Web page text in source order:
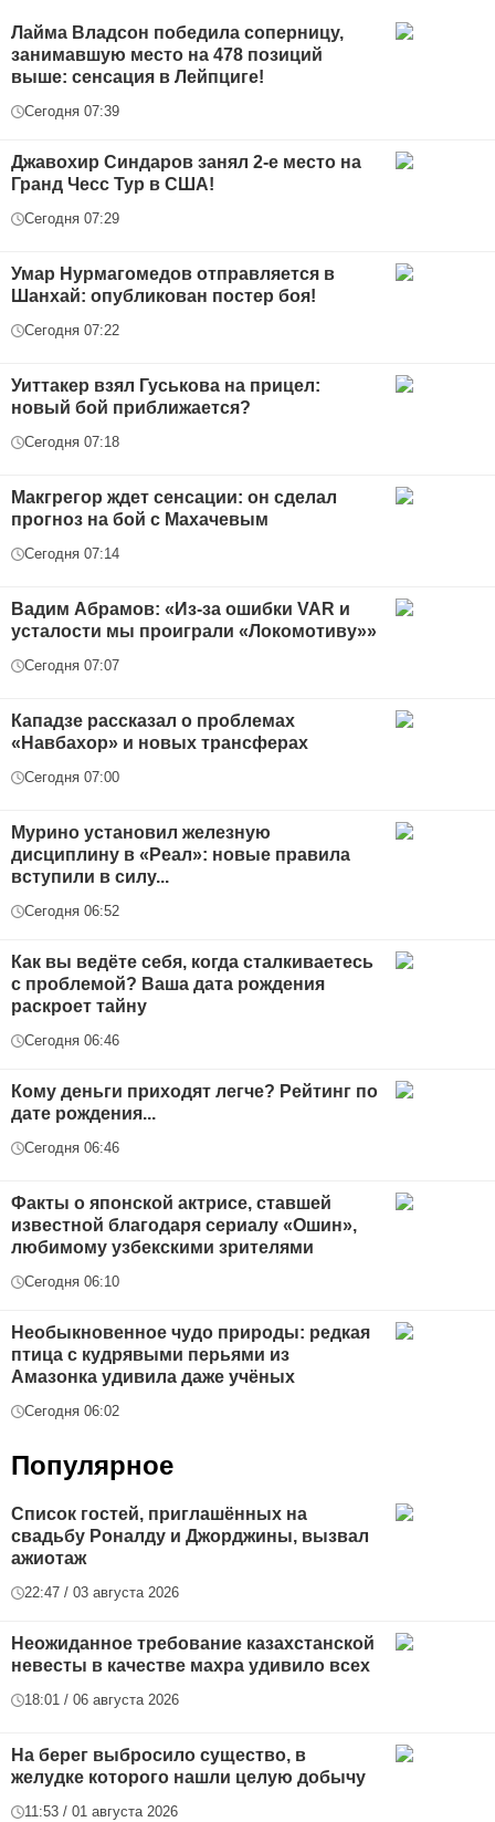
Лайма Владсон победила соперницу,
занимавшую место на 478 позиций
выше: сенсация в Лейпциге!
Сегодня 07:39
Джавохир Синдаров занял 2-е место на
Гранд Чесс Тур в США!
Сегодня 07:29
Умар Нурмагомедов отправляется в
Шанхай: опубликован постер боя!
Сегодня 07:22
Уиттакер взял Гуськова на прицел:
новый бой приближается?
Сегодня 07:18
Макгрегор ждет сенсации: он сделал
прогноз на бой с Махачевым
Сегодня 07:14
Вадим Абрамов: «Из-за ошибки VAR и
усталости мы проиграли «Локомотиву»»
Сегодня 07:07
Кападзе рассказал о проблемах
«Навбахор» и новых трансферах
Сегодня 07:00
Мурино установил железную
дисциплину в «Реал»: новые правила
вступили в силу...
Сегодня 06:52
Как вы ведёте себя, когда сталкиваетесь
с проблемой? Ваша дата рождения
раскроет тайну
Сегодня 06:46
Кому деньги приходят легче? Рейтинг по
дате рождения...
Сегодня 06:46
Факты о японской актрисе, ставшей
известной благодаря сериалу «Ошин»,
любимому узбекскими зрителями
Сегодня 06:10
Необыкновенное чудо природы: редкая
птица с кудрявыми перьями из
Амазонка удивила даже учёных
Сегодня 06:02
Популярное
Список гостей, приглашённых на
свадьбу Роналду и Джорджины, вызвал
ажиотаж
22:47 / 03 августа 2026
Неожиданное требование казахстанской
невесты в качестве махра удивило всех
18:01 / 06 августа 2026
На берег выбросило существо, в
желудке которого нашли целую добычу
11:53 / 01 августа 2026